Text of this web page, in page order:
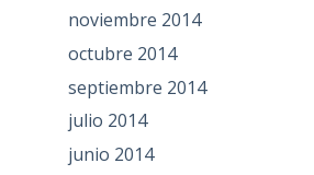
noviembre 2014
octubre 2014
septiembre 2014
julio 2014
junio 2014